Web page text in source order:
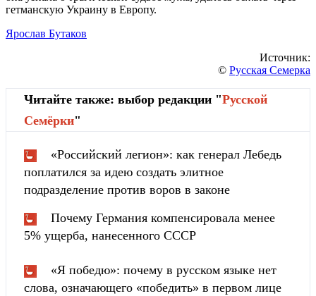
гетманскую Украину в Европу.
Ярослав Бутаков
Источник:
© Русская Семерка
Читайте также: выбор редакции "Русской
Cемёрки"
«Российский легион»: как генерал Лебедь
поплатился за идею создать элитное
подразделение против воров в законе
Почему Германия компенсировала менее
5% ущерба, нанесенного СССР
«Я победю»: почему в русском языке нет
слова, означающего «победить» в первом лице